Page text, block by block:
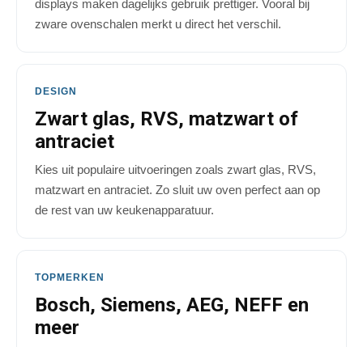
displays maken dagelijks gebruik prettiger. Vooral bij
zware ovenschalen merkt u direct het verschil.
DESIGN
Zwart glas, RVS, matzwart of
antraciet
Kies uit populaire uitvoeringen zoals zwart glas, RVS,
matzwart en antraciet. Zo sluit uw oven perfect aan op
de rest van uw keukenapparatuur.
TOPMERKEN
Bosch, Siemens, AEG, NEFF en
meer